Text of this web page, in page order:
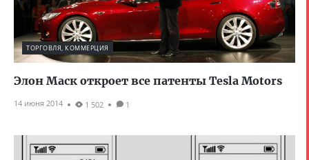
ТОРГОВЛЯ, КОММЕРЦИЯ
Элон Маск откроет все патенты Tesla Motors
14 июня 2014 1 502 1